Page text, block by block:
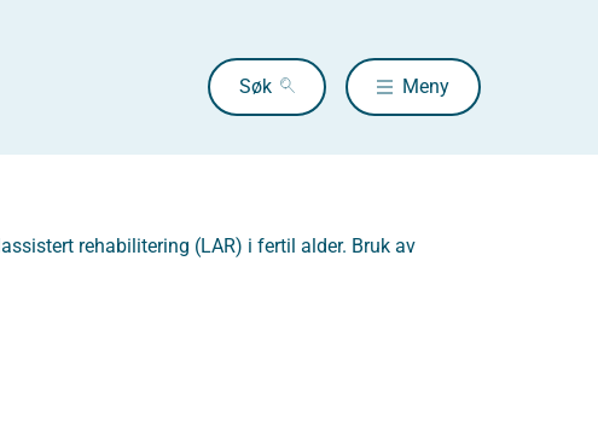
Søk Meny
rehabilitering (LAR) i fertil alder. Bruk av